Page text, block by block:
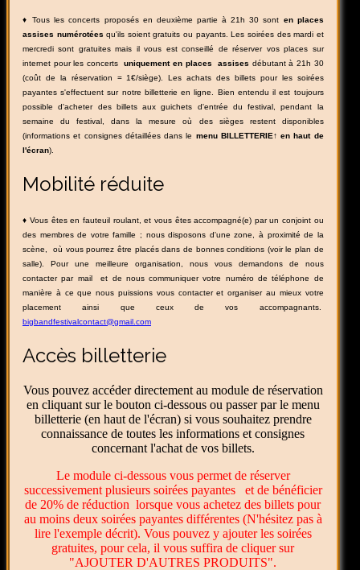
♦ Tous les concerts proposés en deuxième partie à 21h 30 sont en places
assises numérotées qu'ils soient gratuits ou payants. Les soirées des mardi et
mercredi sont gratuites mais il vous est conseillé de réserver vos places sur
internet pour les concerts
uniquementen places assises débutant à 21h 30
(coût de la réservation = 1€/siège). Les achats des billets pour les soirées
payantes s'effectuent sur notre billetterie en ligne. Bien entendu il est toujours
possible d'acheter des billets aux guichets d'entrée du festival, pendant la
semaine du festival, dans la mesure où des sièges restent disponibles
(informations et consignes détaillées dans le menu BILLETTERIE↑ en haut de
l'écran).
Mobilité réduite
♦ Vous êtes en fauteuil roulant, et vous êtes accompagné(e) par un conjoint ou
des membres de votre famille ; nous disposons d'une zone, à proximité de la
scène, où vous pourrez être placés dans de bonnes conditions (voir le plan de
salle). Pour une meilleure organisation, nous vous demandons de nous
contacter par mail et de nous communiquer votre numéro de téléphone de
manière à ce que nous puissions vous contacter et organiser au mieux votre
placement ainsi que ceux de vos accompagnants.
bigbandfestivalcontact@gmail.com
Accès billetterie
Vous pouvez accéder directement au module de réservation
en cliquant sur le bouton ci-dessous ou passer par le menu
billetterie (en haut de l'écran) si vous souhaitez prendre
connaissance de toutes les informations et consignes
concernant l'achat de vos billets.
Le module ci-dessous vous permet de réserver
successivement plusieurs soirées payantes et de bénéficier
de 20% de réduction lorsque vous achetez des billets pour
au moins deux soirées payantes différentes (N'hésitez pas à
lire l'exemple décrit). Vous pouvez y ajouter les soirées
gratuites, pour cela, il vous suffira de cliquer sur
"AJOUTER D'AUTRES PRODUITS".